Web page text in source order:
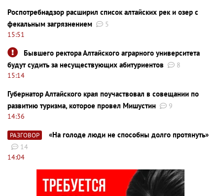
Роспотребнадзор расширил список алтайских рек и озер с
фекальным загрязнением
5
15:51
Бывшего ректора Алтайского аграрного университета
будут судить за несуществующих абитуриентов
8
15:14
Губернатор Алтайского края поучаствовал в совещании по
развитию туризма, которое провел Мишустин
9
14:36
РАЗГОВОР «На голоде люди не способны долго протянуть»
14
14:04